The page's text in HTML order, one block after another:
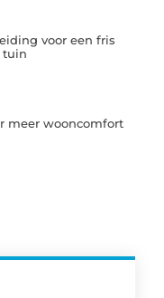
voor een fris
tuin
meer wooncomfort